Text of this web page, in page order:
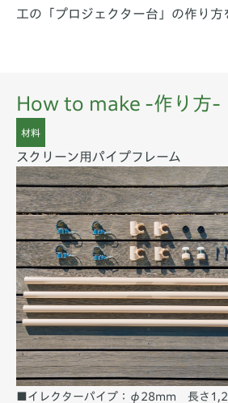
工の「プロジェクター台」の作り方
How to make -作り方-
材料
スクリーン用パイプフレーム
■イレクターパイプ：φ28mm 長さ